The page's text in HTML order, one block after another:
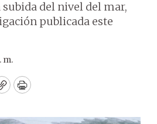
del nivel del mar,
publicada este
m.
CopyPrint